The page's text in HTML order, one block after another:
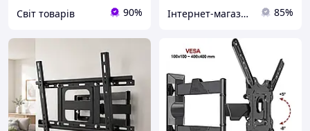
Cвіт товарів 90% Інтернет-магазин SALE TOOLS 85%